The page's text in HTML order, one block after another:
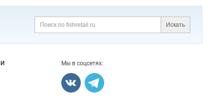
Искать
Мы в соцсетях: